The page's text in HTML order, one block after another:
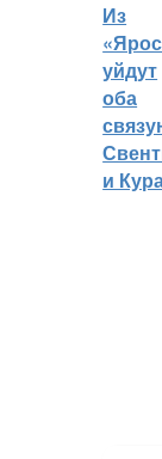
Из
уйдут
оба
и